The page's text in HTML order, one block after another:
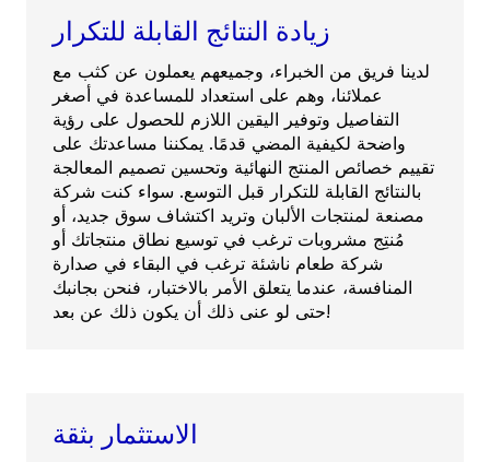
زيادة النتائج القابلة للتكرار
لدينا فريق من الخبراء، وجميعهم يعملون عن كثب مع
عملائنا، وهم على استعداد للمساعدة في أصغر
التفاصيل وتوفير اليقين اللازم للحصول على رؤية
واضحة لكيفية المضي قدمًا. يمكننا مساعدتك على
تقييم خصائص المنتج النهائية وتحسين تصميم المعالجة
بالنتائج القابلة للتكرار قبل التوسع. سواء كنت شركة
مصنعة لمنتجات الألبان وتريد اكتشاف سوق جديد، أو
مُنتِج مشروبات ترغب في توسيع نطاق منتجاتك أو
شركة طعام ناشئة ترغب في البقاء في صدارة
المنافسة، عندما يتعلق الأمر بالاختبار، فنحن بجانبك
حتى لو عنى ذلك أن يكون ذلك عن بعد!
الاستثمار بثقة